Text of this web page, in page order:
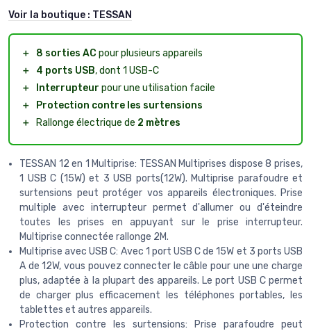
Voir la boutique : TESSAN
＋ 8 sorties AC pour plusieurs appareils
＋
4 ports USB, dont 1 USB-C
＋
Interrupteur pour une utilisation facile
＋
Protection contre les surtensions
＋
Rallonge électrique de 2 mètres
TESSAN 12 en 1 Multiprise: TESSAN Multiprises dispose 8 prises,
1 USB C (15W) et 3 USB ports(12W). Multiprise parafoudre et
surtensions peut protéger vos appareils électroniques. Prise
multiple avec interrupteur permet d'allumer ou d'éteindre
toutes les prises en appuyant sur le prise interrupteur.
Multiprise connectée rallonge 2M.
Multiprise avec USB C: Avec 1 port USB C de 15W et 3 ports USB
A de 12W, vous pouvez connecter le câble pour une une charge
plus, adaptée à la plupart des appareils. Le port USB C permet
de charger plus efficacement les téléphones portables, les
tablettes et autres appareils.
Protection contre les surtensions: Prise parafoudre peut